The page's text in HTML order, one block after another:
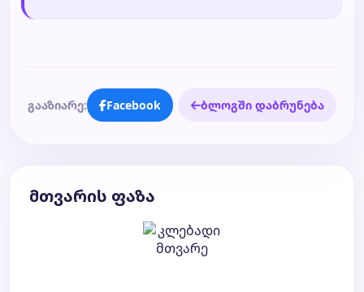
გააზიარე: Facebook ბლოგში დაბრუნება
მთვარის ფაზა